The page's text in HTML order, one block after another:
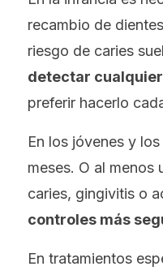
recambio de
riesgo de caries
detectar
preferir hacerlo
En los jóvenes y
meses. O al menos
caries, gingivitis o
controles más
En tratamientos